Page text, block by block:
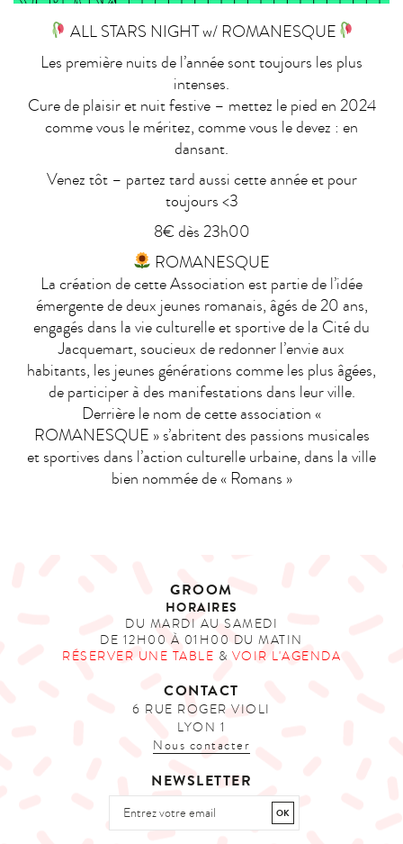
ALL STARS NIGHT w/ ROMANESQUE
Les première nuits de l’année sont toujours les plus
intenses.
Cure de plaisir et nuit festive – mettez le pied en 2024
comme vous le méritez, comme vous le devez : en
dansant.
Venez tôt – partez tard aussi cette année et pour
toujours <3
8€ dès 23h00
ROMANESQUE
La création de cette Association est partie de l’idée
émergente de deux jeunes romanais, âgés de 20 ans,
engagés dans la vie culturelle et sportive de la Cité du
Jacquemart, soucieux de redonner l’envie aux
habitants, les jeunes générations comme les plus âgées,
de participer à des manifestations dans leur ville.
Derrière le nom de cette association «
ROMANESQUE » s’abritent des passions musicales
et sportives dans l’action culturelle urbaine, dans la ville
bien nommée de « Romans »
GROOM
HORAIRES
DU MARDI AU SAMEDI
DE 12H00 À 01H00 DU MATIN
RÉSERVER UNE TABLE & VOIR L'AGENDA
CONTACT
6 RUE ROGER VIOLI
LYON 1
Nous contacter
NEWSLETTER